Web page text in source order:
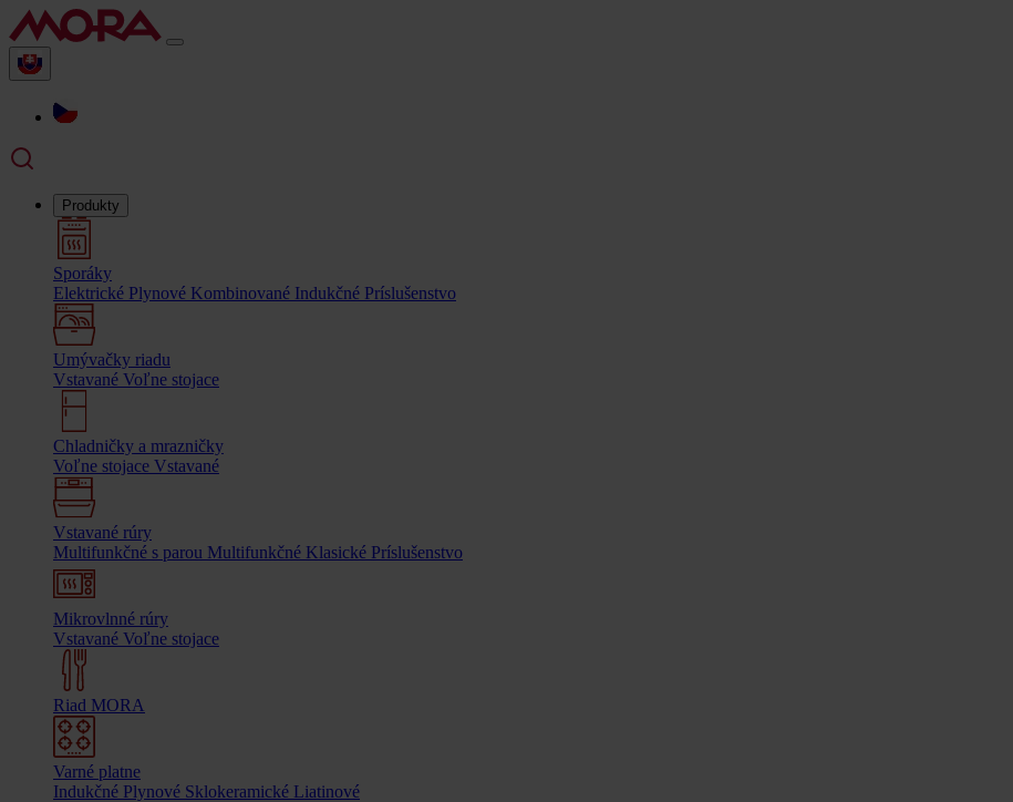
Produkty
Sporáky
Elektrické Plynové Kombinované Indukčné Príslušenstvo
Umývačky riadu
Vstavané Voľne stojace
Chladničky a mrazničky
Voľne stojace Vstavané
Vstavané rúry
Multifunkčné s parou Multifunkčné Klasické Príslušenstvo
Mikrovlnné rúry
Vstavané Voľne stojace
Riad MORA
Varné platne
Indukčné Plynové Sklokeramické Liatinové